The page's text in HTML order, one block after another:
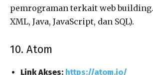
pemrograman terkait web building.
XML, Java, JavaScript, dan SQL).
10. Atom
Link Akses: https://atom.io/